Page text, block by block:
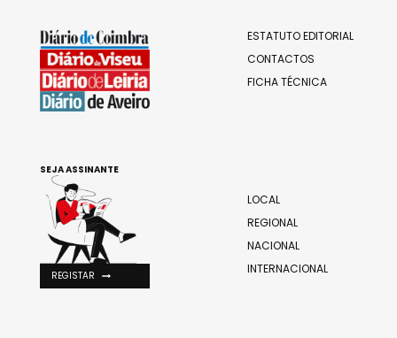
ESTATUTO EDITORIAL
CONTACTOS
FICHA TÉCNICA
LOCAL
REGIONAL
NACIONAL
INTERNACIONAL
SEJA ASSINANTE
REGISTAR